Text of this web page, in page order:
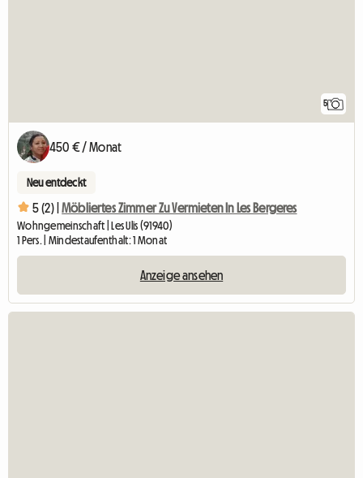
5
450 € / Monat
Neu entdeckt
5 (2) | Möbliertes Zimmer Zu Vermieten In Les Bergeres
Wohngemeinschaft | Les Ulis (91940)
1 Pers. | Mindestaufenthalt: 1 Monat
Anzeige ansehen